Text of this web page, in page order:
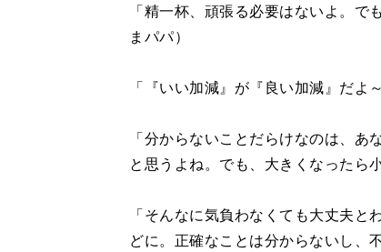
「精一杯、頑張る必要はないよ。
まパパ）
「『いい加減』が『良い加減』だよ
「分からないことだらけなのは、あ
と思うよね。でも、大きくなったら
「そんなに気負わなくても大丈夫
どに。正確なことは分からないし、